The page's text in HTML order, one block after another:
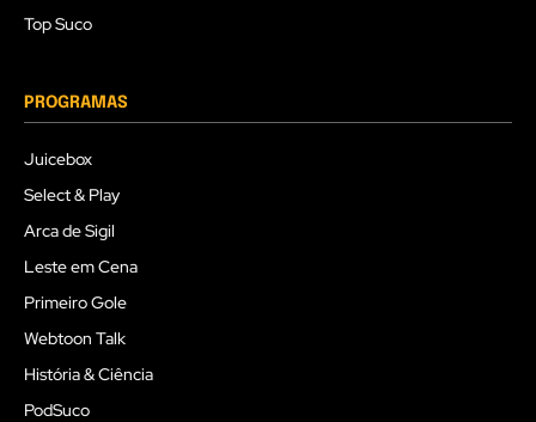
Top Suco
PROGRAMAS
Juicebox
Select & Play
Arca de Sigil
Leste em Cena
Primeiro Gole
Webtoon Talk
História & Ciência
PodSuco